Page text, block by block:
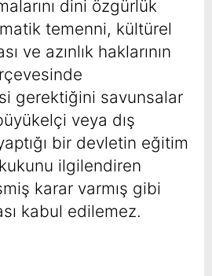
dini özgürlük
temenni, kültürel
ve azınlık haklarının
gerektiğini savunsalar
veya dış
bir devletin eğitim
ilgilendiren
karar varmış gibi
kabul edilemez.